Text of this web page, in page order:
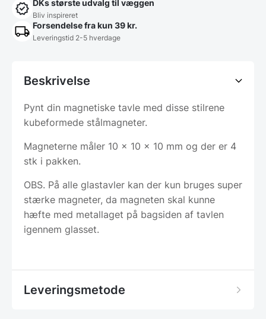
DKs største udvalg til væggen
Bliv inspireret
Forsendelse fra kun 39 kr.
Leveringstid 2-5 hverdage
Beskrivelse
Pynt din magnetiske tavle med disse stilrene
kubeformede stålmagneter.
Magneterne måler 10 x 10 x 10 mm og der er 4
stk i pakken.
OBS. På alle glastavler kan der kun bruges super
stærke magneter, da magneten skal kunne
hæfte med metallaget på bagsiden af tavlen
igennem glasset.
Leveringsmetode